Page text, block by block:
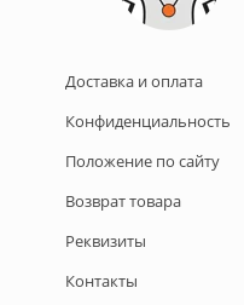
Доставка и оплата
Конфиденциальность
Положение по сайту
Возврат товара
Реквизиты
Контакты